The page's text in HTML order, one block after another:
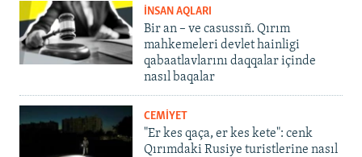
İNSAN AQLARI
Bir an – ve casussıñ. Qırım
mahkemeleri devlet hainligi
qabaatlavlarını daqqalar içinde
nasıl baqalar
CEMİYET
"Er kes qaça, er kes kete": cenk
Qırımdaki Rusiye turistlerine nasıl